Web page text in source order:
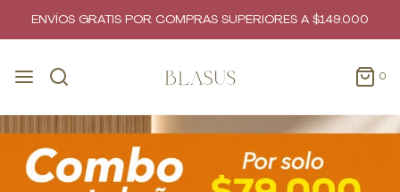
ENVÍOS GRATIS POR COMPRAS SUPERIORES A $149.000
0